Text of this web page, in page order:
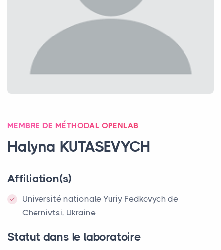
MEMBRE DE MÉTHODAL OPENLAB
Halyna KUTASEVYCH
Affiliation(s)
Université nationale Yuriy Fedkovych de
Chernivtsi, Ukraine
Statut dans le laboratoire